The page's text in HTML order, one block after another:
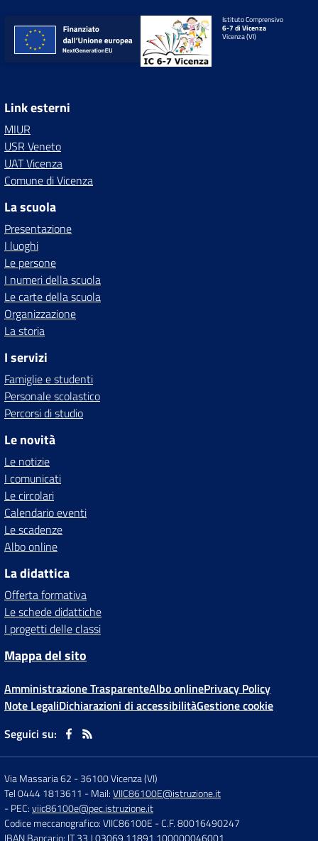
Istituto Comprensivo
6-7 di Vicenza
Vicenza (VI)
Link esterni
MIUR
USR Veneto
UAT Vicenza
Comune di Vicenza
La scuola
Presentazione
I luoghi
Le persone
I numeri della scuola
Le carte della scuola
Organizzazione
La storia
I servizi
Famiglie e studenti
Personale scolastico
Percorsi di studio
Le novità
Le notizie
I comunicati
Le circolari
Calendario eventi
Le scadenze
Albo online
La didattica
Offerta formativa
Le schede didattiche
I progetti delle classi
Mappa del sito
Amministrazione TrasparenteAlbo onlinePrivacy Policy
Note LegaliDichiarazioni di accessibilitàGestione cookie
Seguici su:
Via Massaria 62 -36100 Vicenza (VI)
Tel 0444 1813611 - Mail:VIIC86100E@istruzione.it
- PEC:viic86100e@pec.istruzione.it
Codice meccanografico: VIIC86100E - C.F. 80016490247
IBAN Bancario: IT 33 J 03069 11891 100000046001